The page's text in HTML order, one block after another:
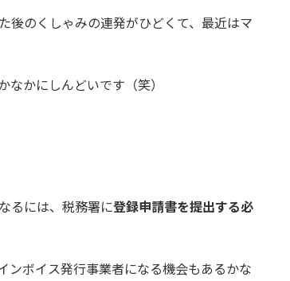
後のくしゃみの連発がひどくて、最近はマ
かにしんどいです（笑）
るには、税務署に登録申請書を提出する必
ンボイス発行事業者になる機会もあるかな